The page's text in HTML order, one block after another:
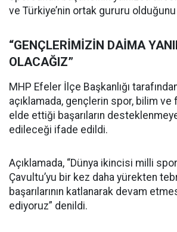
ve Türkiye’nin ortak gururu
“GENÇLERİMİZİN DAİMA
OLACAĞIZ”
MHP Efeler İlçe Başkanlığı
açıklamada, gençlerin spor, bilim ve
elde ettiği başarıların
edileceği ifade edildi.
Açıklamada, “Dünya ikincisi milli
Çavultu’yu bir kez daha yürekten
başarılarının katlanarak devam
ediyoruz” denildi.